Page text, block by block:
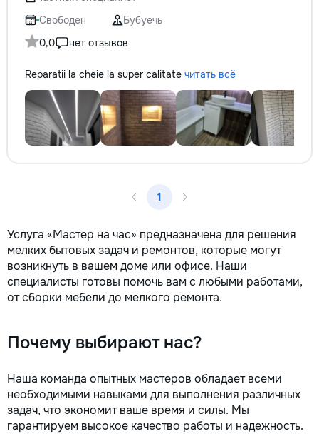
не включается? Не спешите
покупать новую! Спасем ваш
бюджет.
Свободен
Бубуечь
0,0
нет отзывов
Reparatii la cheie la super calitate читать всё
1
Услуга «Мастер на час» предназначена для решения
мелких бытовых задач и ремонтов, которые могут
возникнуть в вашем доме или офисе. Наши
специалисты готовы помочь вам с любыми работами,
от сборки мебели до мелкого ремонта.
Почему выбирают нас?
Наша команда опытных мастеров обладает всеми
необходимыми навыками для выполнения различных
задач, что экономит ваше время и силы. Мы
гарантируем высокое качество работы и надежность.